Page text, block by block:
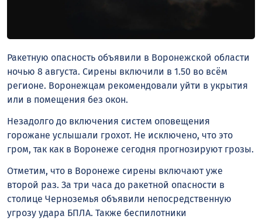
Ракетную опасность объявили в Воронежской области
ночью 8 августа. Сирены включили в 1.50 во всём
регионе. Воронежцам рекомендовали уйти в укрытия
или в помещения без окон.
Незадолго до включения систем оповещения
горожане услышали грохот. Не исключено, что это
гром, так как в Воронеже сегодня прогнозируют грозы.
Отметим, что в Воронеже сирены включают уже
второй раз. За три часа до ракетной опасности в
столице Черноземья объявили непосредственную
угрозу удара БПЛА. Также беспилотники